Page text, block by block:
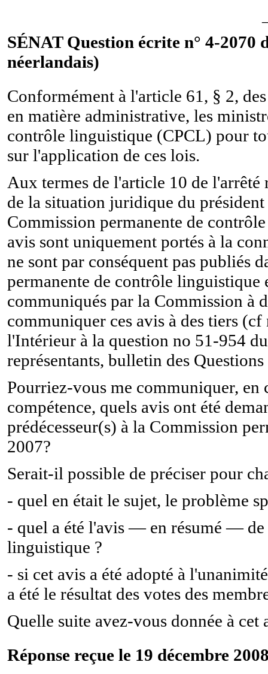
SÉNAT Question écrite n° 4-2070
néerlandais)
Conformément à l'article 61, § 2,
en matière administrative, les
contrôle linguistique (CPCL) pour
sur l'application de ces lois.
Aux termes de l'article 10 de
de la situation juridique du président
Commission permanente de
avis sont uniquement portés à la
ne sont par conséquent pas publiés
permanente de contrôle linguistique
communiqués par la Commission à
communiquer ces avis à des tiers
l'Intérieur à la question no 51-954
représentants, bulletin des
Pourriez-vous me communiquer,
compétence, quels avis ont été
prédécesseur(s) à la Commission
2007?
Serait-il possible de préciser pour
- quel en était le sujet, le problème
- quel a été l'avis — en résumé — de
linguistique ?
- si cet avis a été adopté à
a été le résultat des votes des
Quelle suite avez-vous donnée à cet
Réponse reçue le 19 décembre